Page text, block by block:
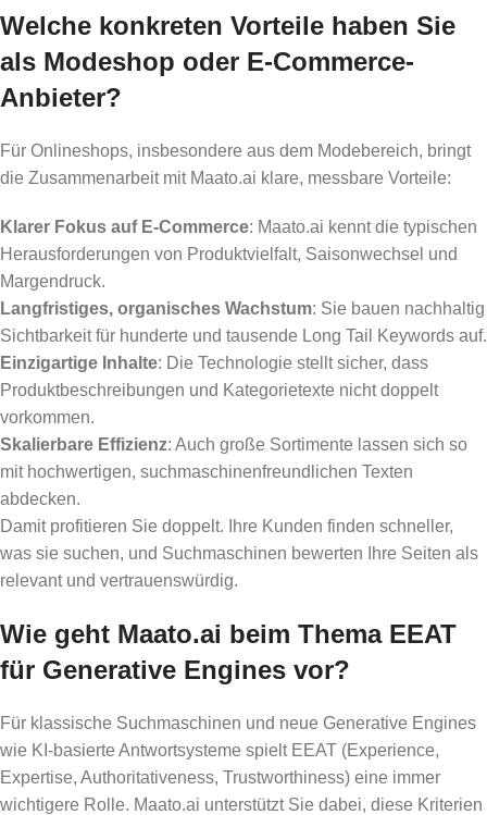
Welche konkreten Vorteile haben Sie
als Modeshop oder E-Commerce-
Anbieter?
Für Onlineshops, insbesondere aus dem Modebereich, bringt
die Zusammenarbeit mit Maato.ai klare, messbare Vorteile:
Klarer Fokus auf E-Commerce: Maato.ai kennt die typischen
Herausforderungen von Produktvielfalt, Saisonwechsel und
Margendruck.
Langfristiges, organisches Wachstum: Sie bauen nachhaltig
Sichtbarkeit für hunderte und tausende Long Tail Keywords auf.
Einzigartige Inhalte: Die Technologie stellt sicher, dass
Produktbeschreibungen und Kategorietexte nicht doppelt
vorkommen.
Skalierbare Effizienz: Auch große Sortimente lassen sich so
mit hochwertigen, suchmaschinenfreundlichen Texten
abdecken.
Damit profitieren Sie doppelt. Ihre Kunden finden schneller,
was sie suchen, und Suchmaschinen bewerten Ihre Seiten als
relevant und vertrauenswürdig.
Wie geht Maato.ai beim Thema EEAT
für Generative Engines vor?
Für klassische Suchmaschinen und neue Generative Engines
wie KI-basierte Antwortsysteme spielt EEAT (Experience,
Expertise, Authoritativeness, Trustworthiness) eine immer
wichtigere Rolle. Maato.ai unterstützt Sie dabei, diese Kriterien